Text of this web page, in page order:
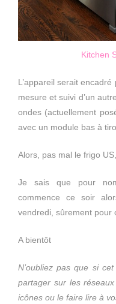
Kitchen
L’appareil serait
mesure et suivi d’un
ondes (actuellement
avec un module bas à
Alors, pas mal le frigo
Je sais que pour
commence ce soir
vendredi, sûrement pour
A bientôt
N’oubliez pas que si
partager sur les
icônes ou le faire lire à